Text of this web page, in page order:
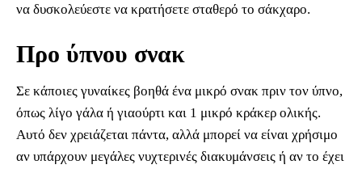
να δυσκολεύεστε να κρατήσετε σταθερό το σάκχαρο.
Προ ύπνου σνακ
Σε κάποιες γυναίκες βοηθά ένα μικρό σνακ πριν τον ύπνο,
όπως λίγο γάλα ή γιαούρτι και 1 μικρό κράκερ ολικής.
Αυτό δεν χρειάζεται πάντα, αλλά μπορεί να είναι χρήσιμο
αν υπάρχουν μεγάλες νυχτερινές διακυμάνσεις ή αν το έχει